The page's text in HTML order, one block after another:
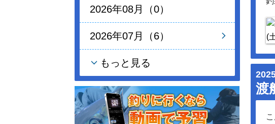
渡
2026年08月（0）
2026年07月（6）
もっと見る